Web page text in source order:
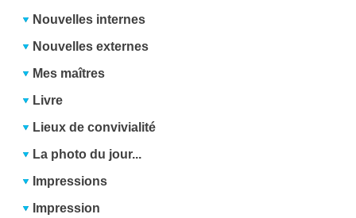
Nouvelles internes
Nouvelles externes
Mes maîtres
Livre
Lieux de convivialité
La photo du jour...
Impressions
Impression